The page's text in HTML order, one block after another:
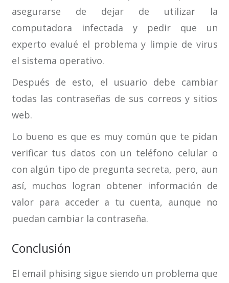
asegurarse de dejar de utilizar la
computadora infectada y pedir que un
experto evalué el problema y limpie de virus
el sistema operativo.
Después de esto, el usuario debe cambiar
todas las contraseñas de sus correos y sitios
web.
Lo bueno es que es muy común que te pidan
verificar tus datos con un teléfono celular o
con algún tipo de pregunta secreta, pero, aun
así, muchos logran obtener información de
valor para acceder a tu cuenta, aunque no
puedan cambiar la contraseña.
Conclusión
El email phising sigue siendo un problema que